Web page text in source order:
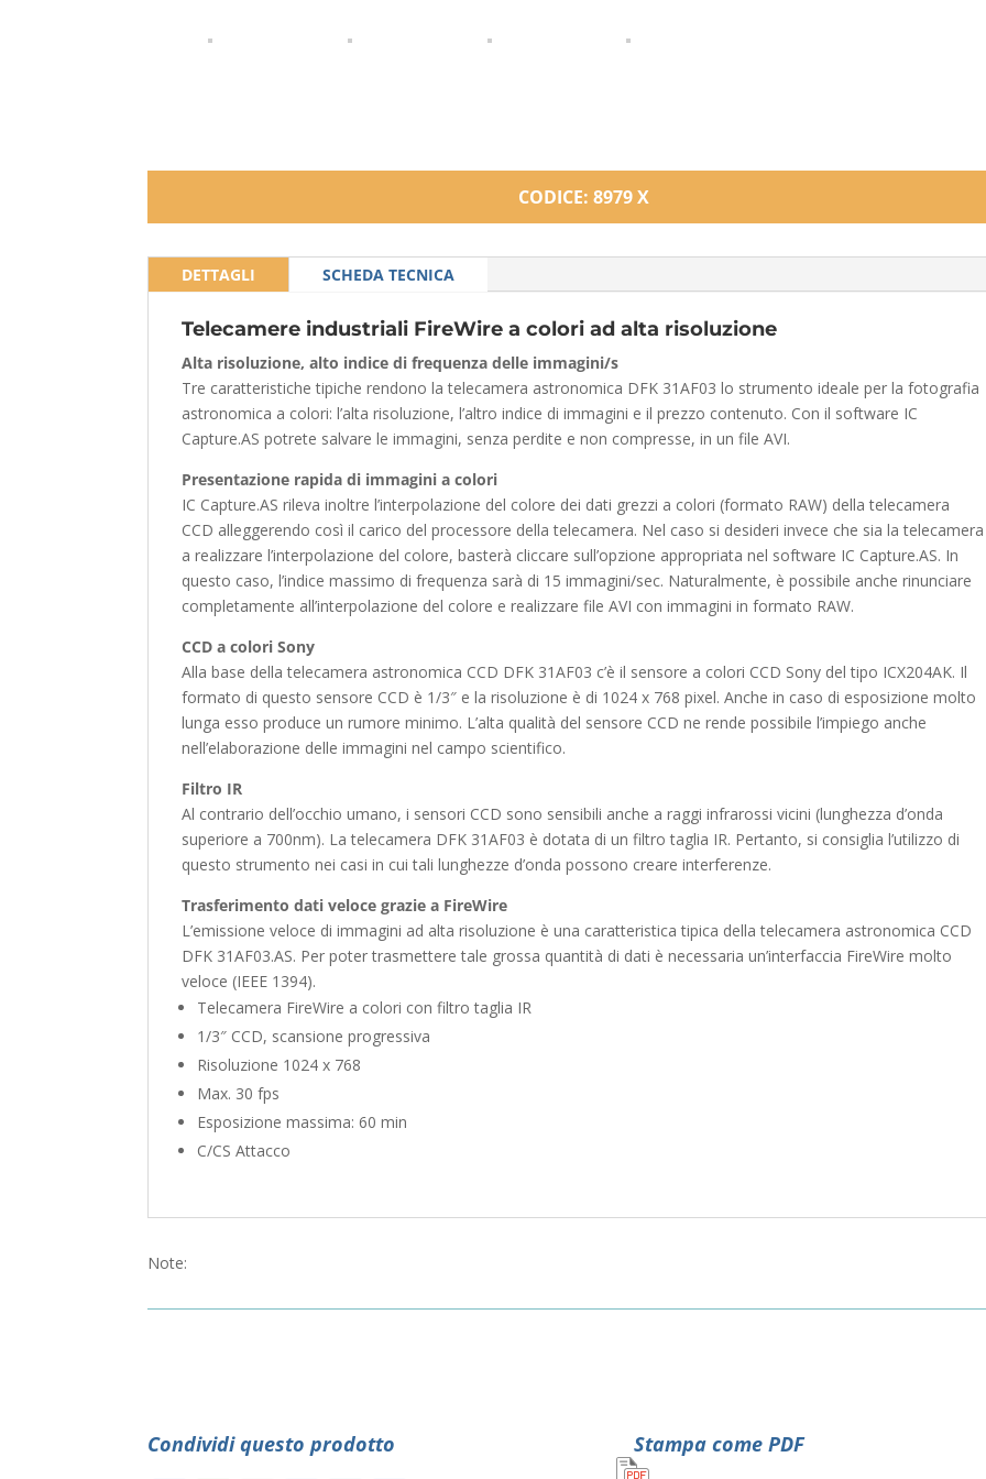
CODICE: 8979 X
DETTAGLI SCHEDA TECNICA
Telecamere industriali FireWire a colori ad alta risoluzione
Alta risoluzione, alto indice di frequenza delle immagini/s
Tre caratteristiche tipiche rendono la telecamera astronomica DFK 31AF03 lo strumento ideale per la fotografia
astronomica a colori: l’alta risoluzione, l’altro indice di immagini e il prezzo contenuto. Con il software IC
Capture.AS potrete salvare le immagini, senza perdite e non compresse, in un file AVI.
Presentazione rapida di immagini a colori
IC Capture.AS rileva inoltre l’interpolazione del colore dei dati grezzi a colori (formato RAW) della telecamera
CCD alleggerendo così il carico del processore della telecamera. Nel caso si desideri invece che sia la telecamera
a realizzare l’interpolazione del colore, basterà cliccare sull’opzione appropriata nel software IC Capture.AS. In
questo caso, l’indice massimo di frequenza sarà di 15 immagini/sec. Naturalmente, è possibile anche rinunciare
completamente all’interpolazione del colore e realizzare file AVI con immagini in formato RAW.
CCD a colori Sony
Alla base della telecamera astronomica CCD DFK 31AF03 c’è il sensore a colori CCD Sony del tipo ICX204AK. Il
formato di questo sensore CCD è 1/3″ e la risoluzione è di 1024 x 768 pixel. Anche in caso di esposizione molto
lunga esso produce un rumore minimo. L’alta qualità del sensore CCD ne rende possibile l’impiego anche
nell’elaborazione delle immagini nel campo scientifico.
Filtro IR
Al contrario dell’occhio umano, i sensori CCD sono sensibili anche a raggi infrarossi vicini (lunghezza d’onda
superiore a 700nm). La telecamera DFK 31AF03 è dotata di un filtro taglia IR. Pertanto, si consiglia l’utilizzo di
questo strumento nei casi in cui tali lunghezze d’onda possono creare interferenze.
Trasferimento dati veloce grazie a FireWire
L’emissione veloce di immagini ad alta risoluzione è una caratteristica tipica della telecamera astronomica CCD
DFK 31AF03.AS. Per poter trasmettere tale grossa quantità di dati è necessaria un’interfaccia FireWire molto
veloce (IEEE 1394).
Telecamera FireWire a colori con filtro taglia IR
1/3″ CCD, scansione progressiva
Risoluzione 1024 x 768
Max. 30 fps
Esposizione massima: 60 min
C/CS Attacco
Note:
Condividi questo prodotto Stampa come PDF